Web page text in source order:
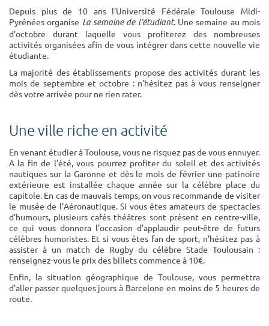
Depuis plus de 10 ans l’Université Fédérale Toulouse Midi-
Pyrénées organise La semaine de l’étudiant. Une semaine au mois
d’octobre durant laquelle vous profiterez des nombreuses
activités organisées afin de vous intégrer dans cette nouvelle vie
étudiante.
La majorité des établissements propose des activités durant les
mois de septembre et octobre : n’hésitez pas à vous renseigner
dès votre arrivée pour ne rien rater.
Une ville riche en activité
En venant étudier à Toulouse, vous ne risquez pas de vous ennuyer.
A la fin de l’été, vous pourrez profiter du soleil et des activités
nautiques sur la Garonne et dès le mois de février une patinoire
extérieure est installée chaque année sur la célèbre place du
capitole. En cas de mauvais temps, on vous recommande de visiter
le musée de l’Aéronautique. Si vous êtes amateurs de spectacles
d’humours, plusieurs cafés théâtres sont présent en centre-ville,
ce qui vous donnera l’occasion d'applaudir peut-être de futurs
célèbres humoristes. Et si vous êtes fan de sport, n’hésitez pas à
assister à un match de Rugby du célèbre Stade Toulousain :
renseignez-vous le prix des billets commence à 10€.
Enfin, la situation géographique de Toulouse, vous permettra
d’aller passer quelques jours à Barcelone en moins de 5 heures de
route.